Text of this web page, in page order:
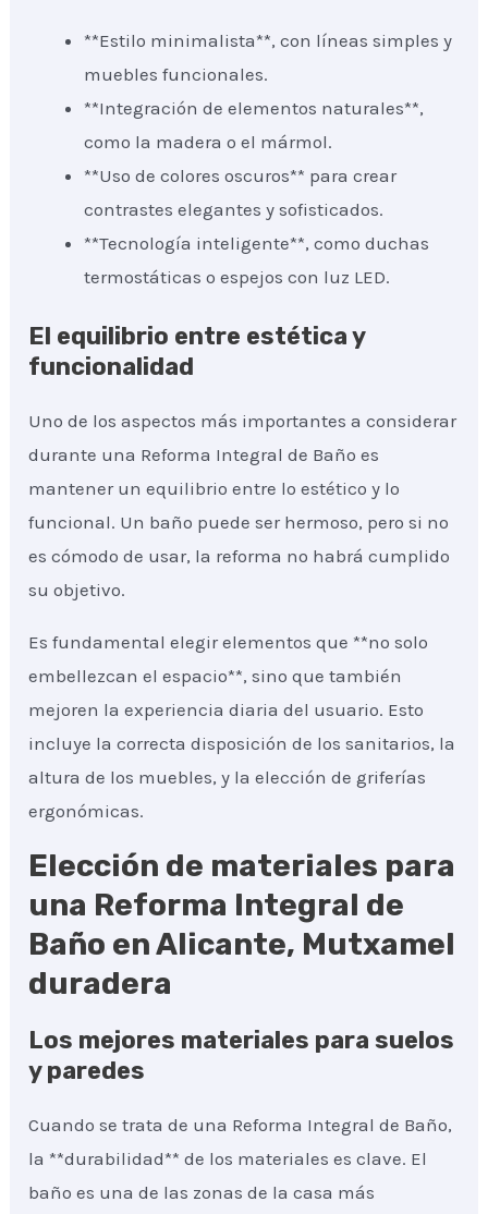
**Estilo minimalista**, con líneas simples y
muebles funcionales.
**Integración de elementos naturales**,
como la madera o el mármol.
**Uso de colores oscuros** para crear
contrastes elegantes y sofisticados.
**Tecnología inteligente**, como duchas
termostáticas o espejos con luz LED.
El equilibrio entre estética y
funcionalidad
Uno de los aspectos más importantes a considerar
durante una Reforma Integral de Baño es
mantener un equilibrio entre lo estético y lo
funcional. Un baño puede ser hermoso, pero si no
es cómodo de usar, la reforma no habrá cumplido
su objetivo.
Es fundamental elegir elementos que **no solo
embellezcan el espacio**, sino que también
mejoren la experiencia diaria del usuario. Esto
incluye la correcta disposición de los sanitarios, la
altura de los muebles, y la elección de griferías
ergonómicas.
Elección de materiales para
una Reforma Integral de
Baño en Alicante, Mutxamel
duradera
Los mejores materiales para suelos
y paredes
Cuando se trata de una Reforma Integral de Baño,
la **durabilidad** de los materiales es clave. El
baño es una de las zonas de la casa más